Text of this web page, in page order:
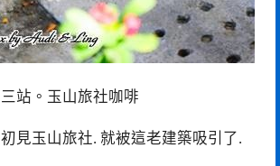
站。玉山旅社咖啡
見玉山旅社. 就被這老建築吸引了.